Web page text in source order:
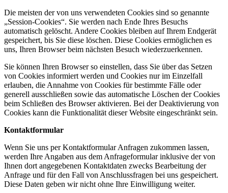
Die meisten der von uns verwendeten Cookies sind so genannte
„Session-Cookies“. Sie werden nach Ende Ihres Besuchs
automatisch gelöscht. Andere Cookies bleiben auf Ihrem Endgerät
gespeichert, bis Sie diese löschen. Diese Cookies ermöglichen es
uns, Ihren Browser beim nächsten Besuch wiederzuerkennen.
Sie können Ihren Browser so einstellen, dass Sie über das Setzen
von Cookies informiert werden und Cookies nur im Einzelfall
erlauben, die Annahme von Cookies für bestimmte Fälle oder
generell ausschließen sowie das automatische Löschen der Cookies
beim Schließen des Browser aktivieren. Bei der Deaktivierung von
Cookies kann die Funktionalität dieser Website eingeschränkt sein.
Kontaktformular
Wenn Sie uns per Kontaktformular Anfragen zukommen lassen,
werden Ihre Angaben aus dem Anfrageformular inklusive der von
Ihnen dort angegebenen Kontaktdaten zwecks Bearbeitung der
Anfrage und für den Fall von Anschlussfragen bei uns gespeichert.
Diese Daten geben wir nicht ohne Ihre Einwilligung weiter.